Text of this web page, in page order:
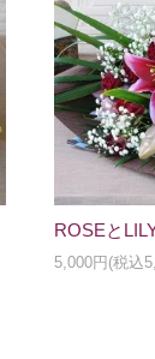
ROSEと
5,000円(税込